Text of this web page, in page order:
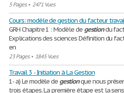
5 Pages• 2471 Vues
Cours: modèle de gestion du facteur
GRH Chapitre 1 : Modèle de gestiondu
Explications des sciences Définition du
en
23 Pages• 1845 Vues
Travail 3 - Initiation à La Gestion
1- a) Le modèle de gestionque nous
trois étapes. La première étape est la